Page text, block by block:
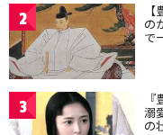
2 の
で
3 溺
の